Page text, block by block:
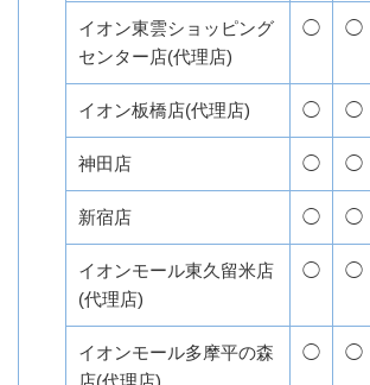
イオン東雲ショッピング
センター店(代理店)
◯ ◯
イオン板橋店(代理店) ◯ ◯
神田店 ◯ ◯
新宿店 ◯ ◯
イオンモール東久留米店
(代理店)
◯ ◯
イオンモール多摩平の森
店(代理店)
◯ ◯